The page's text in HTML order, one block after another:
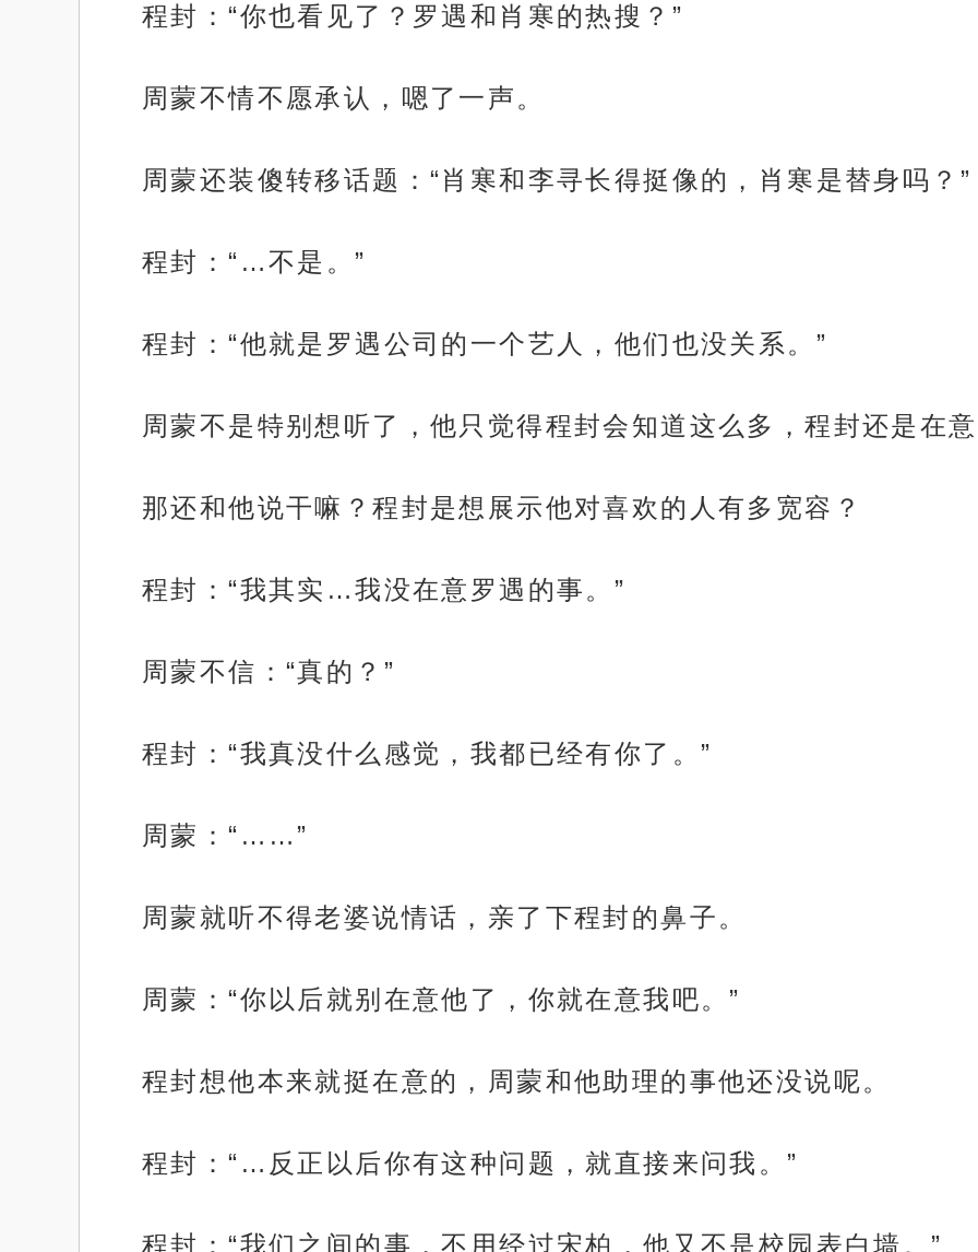
程封：“你也看见了？罗遇和肖寒的热搜？”
周蒙不情不愿承认，嗯了一声。
周蒙还装傻转移话题：“肖寒和李寻长得挺像的，肖寒是替身吗？”
程封：“…不是。”
程封：“他就是罗遇公司的一个艺人，他们也没关系。”
周蒙不是特别想听了，他只觉得程封会知道这么多，程封还是在
那还和他说干嘛？程封是想展示他对喜欢的人有多宽容？
程封：“我其实…我没在意罗遇的事。”
周蒙不信：“真的？”
程封：“我真没什么感觉，我都已经有你了。”
周蒙：“……”
周蒙就听不得老婆说情话，亲了下程封的鼻子。
周蒙：“你以后就别在意他了，你就在意我吧。”
程封想他本来就挺在意的，周蒙和他助理的事他还没说呢。
程封：“…反正以后你有这种问题，就直接来问我。”
程封：“我们之间的事，不用经过宋柏，他又不是校园表白墙。”